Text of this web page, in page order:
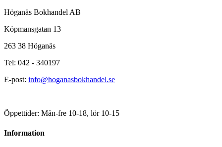
Höganäs Bokhandel AB
Köpmansgatan 13
263 38 Höganäs
Tel: 042 - 340197
E-post: info@hoganasbokhandel.se
Öppettider: Mån-fre 10-18, lör 10-15
Information